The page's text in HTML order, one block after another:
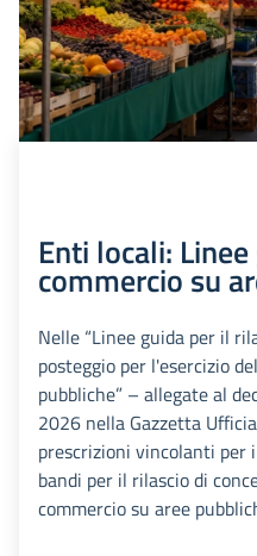
Enti locali:
commercio su
Nelle “Linee guida per il
posteggio per l'esercizio
pubbliche” – allegate al
2026 nella Gazzetta
prescrizioni vincolanti per
bandi per il rilascio di
commercio su aree